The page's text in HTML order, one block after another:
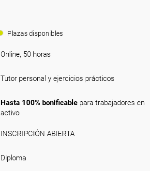
Plazas disponibles
Online, 50 horas
Tutor personal y ejercicios prácticos
Hasta 100% bonificable para trabajadores en
activo
INSCRIPCIÓN ABIERTA
Diploma